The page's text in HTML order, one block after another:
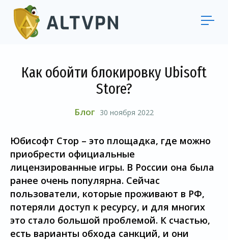
Как обойти блокировку Ubisoft
Store?
Блог 30 ноября 2022
Юбисофт Стор – это площадка, где можно
приобрести официальные
лицензированные игры. В России она была
ранее очень популярна. Сейчас
пользователи, которые проживают в РФ,
потеряли доступ к ресурсу, и для многих
это стало большой проблемой. К счастью,
есть варианты обхода санкций, и они